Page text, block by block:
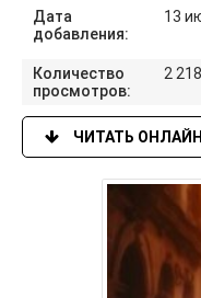
Дата
добавления:
13
Количество
просмотров:
2 218
ЧИТАТЬ ОНЛАЙН